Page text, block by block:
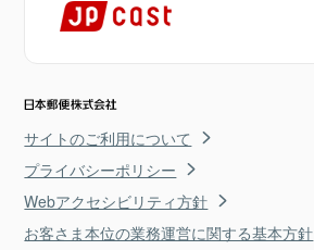
サイトのご利用について
プライバシーポリシー
Webアクセシビリティ方針
お客さま本位の業務運営に関する基本方針